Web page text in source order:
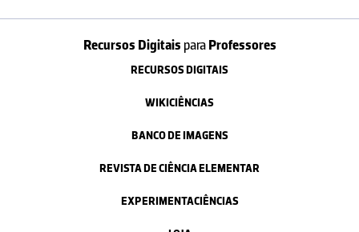
Recursos Digitais paraProfessores
RECURSOS DIGITAIS
WIKICIÊNCIAS
BANCO DE IMAGENS
REVISTA DE CIÊNCIA ELEMENTAR
EXPERIMENTACIÊNCIAS